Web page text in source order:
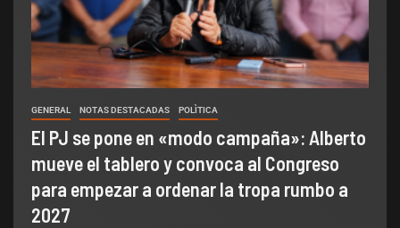
GENERAL NOTAS DESTACADAS POLÌTICA
El PJ se pone en «modo campaña»: Alberto
mueve el tablero y convoca al Congreso
para empezar a ordenar la tropa rumbo a
2027